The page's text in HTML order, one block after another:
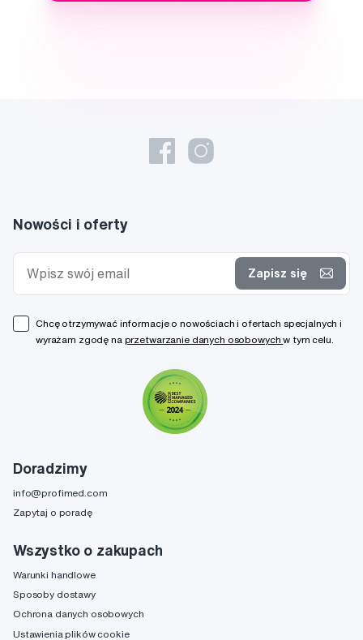
Doradzimy
info@profimed.com
Zapytaj o poradę
Wszystko o zakupach
Warunki handlowe
Sposoby dostawy
Ochrona danych osobowych
Ustawienia plików cookie
Nowości i oferty
Zapisz się
Chcę otrzymywać informacje o nowościach i ofertach specjalnych i
wyrażam zgodę na przetwarzanie danych osobowychw tym celu.